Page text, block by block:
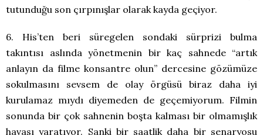
tutunduğu son çırpınışlar olarak kayda geçiyor.
6. His’ten beri süregelen sondaki sürprizi bulma
takıntısı aslında yönetmenin bir kaç sahnede “artık
anlayın da filme konsantre olun” dercesine gözümüze
sokulmasını sevsem de olay örgüsü biraz daha iyi
kurulamaz mıydı diyemeden de geçemiyorum. Filmin
sonunda bir çok sahnenin boşta kalması bir olmamışlık
havası yaratıyor. Sanki bir saatlik daha bir senaryosu